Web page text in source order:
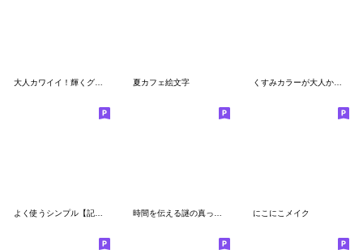
夏カフェ絵文字 くすみカラーが大人かわいい文房具絵文字
にこにこメイク